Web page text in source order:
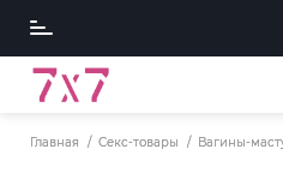
Главная Секс-товары Вагины-